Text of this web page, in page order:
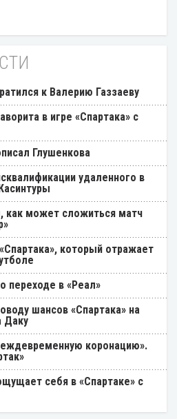
к Валерию Газзаеву
в игре «Спартака» с
Глушенкова
удаленного в
как может сложиться матч
который отражает
переходе в «Реал»
шансов «Спартака» на
Даку
коронацию».
себя в «Спартаке» с